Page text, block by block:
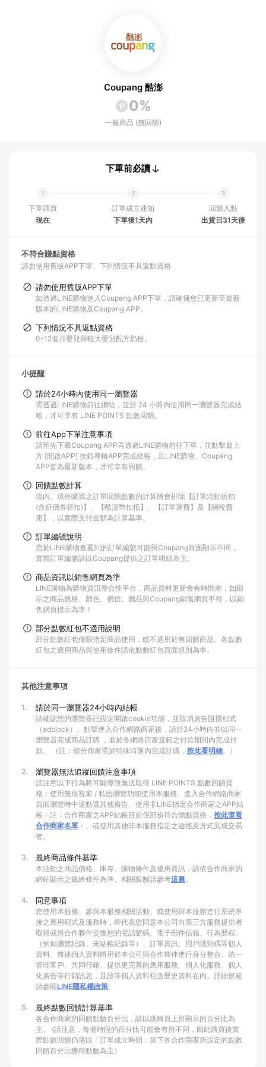
Coupang 酷澎
0%
一般商品 (無回饋)
下單前必讀
下單購買
現在
訂單成立通知
下單後1天內
回饋入點
出貨日31天後
不符合賺點資格
請勿使用舊版APP下單 下列情況不具返點資格
請勿使用舊版APP下單
如透過LINE購物進入Coupang APP下單，請確保您已更新至最新
版本的LINE購物及Coupang APP。
下列情況不具返點資格
0-12個月嬰兒與較大嬰兒配方奶粉。
小提醒
請於24小時內使用同一瀏覽器
需透過LINE購物前往網站，並於 24 小時內使用同一瀏覽器完成結
帳，才可享有 LINE POINTS 點數回饋。
前往App下單注意事項
請預先下載Coupang APP再透過LINE購物前往下單，並點擊最上
方 [開啟APP] 按鈕導轉APP完成結帳，且LINE購物、Coupang
APP皆為最新版本，才可享有回饋。
回饋點數計算
境內、境外購買之訂單回饋點數的計算將會排除【訂單活動折扣
(含折價券折扣)】、【酷澎幣扣抵】、【訂單運費】及【關稅費
用】，以實際支付金額為計算基準。
訂單編號說明
您於LINE購物查看到的訂單編號可能與Coupang頁面顯示不同，
實際訂單編號請以Coupang提供之訂單明細為主。
商品資訊以銷售網頁為準
LINE購物為購物資訊整合性平台，商品資料更新會有時間差，如顯
示之商品規格、顏色、價位、贈品與Coupang銷售網頁不符，以銷
售網頁標示為準！
部分點數紅包不適用說明
部分點數紅包僅限指定商品使用，或不適用於無回饋商品。各點數
紅包之適用商品與使用條件請依點數紅包頁面規則為準。
其他注意事項
1. 請於同一瀏覽器24小時內結帳
請確認您的瀏覽器已設定開啟cookie功能，並取消廣告阻擋程式
（adblock）。點擊進入合作網路商家後，請於24小時內並以同一
瀏覽器完成商品訂購 ，並於各網路店家規範之付款期間內完成付
款。 （註：部分商家需於特殊時限內完成訂購， 按此看明細。）
2. 瀏覽器無法追蹤回饋注意事項
請注意以下行為將可能導致無法取得 LINE POINTS 點數回饋資
格：使用無痕視窗 / 私密瀏覽功能使用本服務、進入合作網路商家
頁面瀏覽時中途點選其他廣告、使用非LINE指定合作商家之APP結
帳﹙註：合作商家之APP結帳目前僅部份符合贈點資格， 按此查看
合作商家名單 ﹚、或使用其他非本服務指定之途徑及方式完成交易
者。
3. 最終商品條件基準
本活動之商品價格、庫存、購物條件及優惠資訊，請依合作商家的
網站顯示之最終條件為準。相關限制請參考這裏。
4. 同意事項
您使用本服務、參與本服務相關活動、或使用與本服務進行系統串
接之應用程式及服務時，即代表您同意本公司向第三方服務提供者
取得或與合作夥伴交換您的電話號碼、電子郵件信箱、行為歷程
（例如瀏覽紀錄、未結帳紀錄等）、訂單資訊、用戶識別碼等個人
資料。前述個人資料將用於本公司與合作夥伴進行身分整合、統一
管理客戶、共同行銷、提供更完善的應用服務、個人化服務、個人
化廣告等行銷訊息，且該等個人資料包含歷史資料在內。詳細規範
請參照LINE隱私權政策。
5. 最終點數回饋計算基準
各合作商家的回饋點數百分比，請以跳轉頁上所顯示的百分比為
主。 (請注意，每個時段的百分比可能會有所不同，因此購買後實
際點數回饋仍需以「訂單成立時間」當下各合作商家所設定的點數
回饋百分比獲得點數為主）